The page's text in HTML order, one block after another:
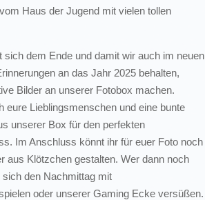
Haus der Jugend mit vielen tollen
sich dem Ende und damit wir auch im neuen
an das Jahr 2025 behalten,
Bilder an unserer Fotobox machen.
eure Lieblingsmenschen und eine bunte
unserer Box für den perfekten
Im Anschluss könnt ihr für euer Foto noch
aus Klötzchen gestalten. Wer dann noch
sich den Nachmittag mit
oder unserer Gaming Ecke versüßen.